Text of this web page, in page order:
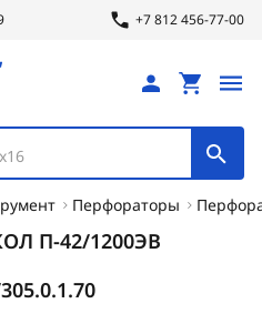
+7 812 456-77-00
Перфораторы
П-42/1200ЭВ